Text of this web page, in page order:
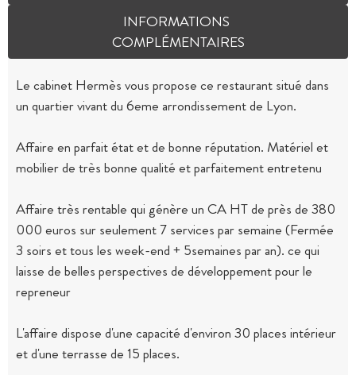
INFORMATIONS
COMPLÉMENTAIRES
Le cabinet Hermès vous propose ce restaurant situé dans
un quartier vivant du 6eme arrondissement de Lyon.
Affaire en parfait état et de bonne réputation. Matériel et
mobilier de très bonne qualité et parfaitement entretenu
Affaire très rentable qui génère un CA HT de près de 380
000 euros sur seulement 7 services par semaine (Fermée
3 soirs et tous les week-end + 5semaines par an). ce qui
laisse de belles perspectives de développement pour le
repreneur
L'affaire dispose d'une capacité d'environ 30 places intérieur
et d'une terrasse de 15 places.